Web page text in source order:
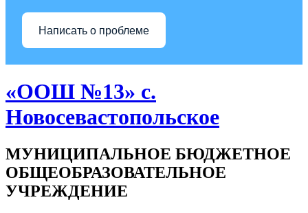
Написать о проблеме
«ООШ №13» с.
Новосевастопольское
МУНИЦИПАЛЬНОЕ БЮДЖЕТНОЕ
ОБЩЕОБРАЗОВАТЕЛЬНОЕ
УЧРЕЖДЕНИЕ